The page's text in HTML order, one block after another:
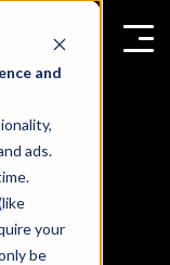
and
ads.
your
be